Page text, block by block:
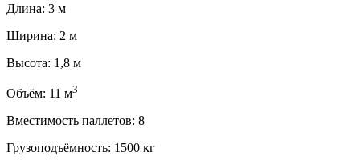
Длина: 3 м
Ширина: 2 м
Высота: 1,8 м
Объём: 11 м3
Вместимость паллетов: 8
Грузоподъёмность: 1500 кг